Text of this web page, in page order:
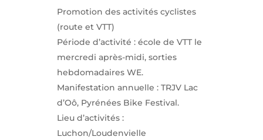
Promotion des activités cyclistes
(route et VTT)
Période d’activité : école de VTT le
mercredi après-midi, sorties
hebdomadaires WE.
Manifestation annuelle : TRJV Lac
d’Oô, Pyrénées Bike Festival.
Lieu d’activités :
Luchon/Loudenvielle